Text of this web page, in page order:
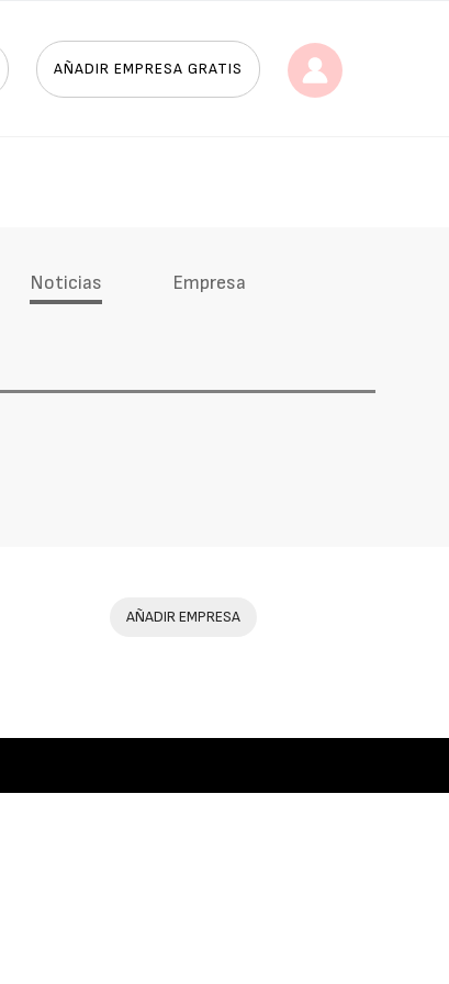
AÑADIR EMPRESA GRATIS
Noticias Empresa
AÑADIR EMPRESA